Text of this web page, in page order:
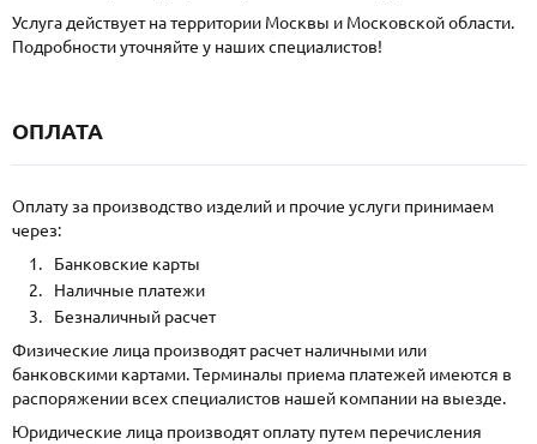
Услуга действует на территории Москвы и Московской области.
Подробности уточняйте у наших специалистов!
ОПЛАТА
Оплату за производство изделий и прочие услуги принимаем
через:
Банковские карты
Наличные платежи
Безналичный расчет
Физические лица производят расчет наличными или
банковскими картами. Терминалы приема платежей имеются в
распоряжении всех специалистов нашей компании на выезде.
Юридические лица производят оплату путем перечисления